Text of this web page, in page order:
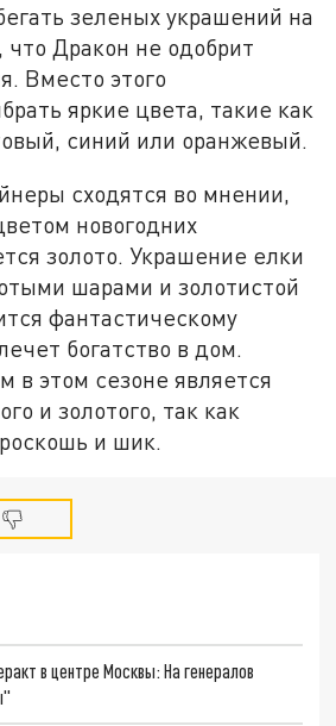
зеленых украшений на
что Дракон не одобрит
Вместо этого
яркие цвета, такие как
синий или оранжевый.
сходятся во мнении,
новогодних
золото. Украшение елки
шарами и золотистой
фантастическому
богатство в дом.
в этом сезоне является
и золотого, так как
и шик.
в центре Москвы: На генералов